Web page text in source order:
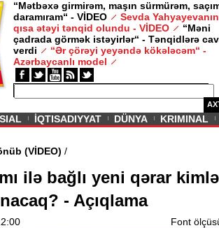
“Mətbəxə girmirəm, maşın sürmürəm,
daramıram“ - VİDEO
Sevda Yahyayevanın
qısa ətəyi tənqid olundu - VİDEO
“Məni
çadrada görmək istəyirlər“ - Tənqidlərə
verdi
“Ər çörəyi yeyəndə kökələcəm“ -
Azərbaycanlı model
İQTISADIYYAT DÜNYA KRIMINAL
sönüb (VİDEO)
ilə bağlı yeni qərar
- Açıqlama
Font